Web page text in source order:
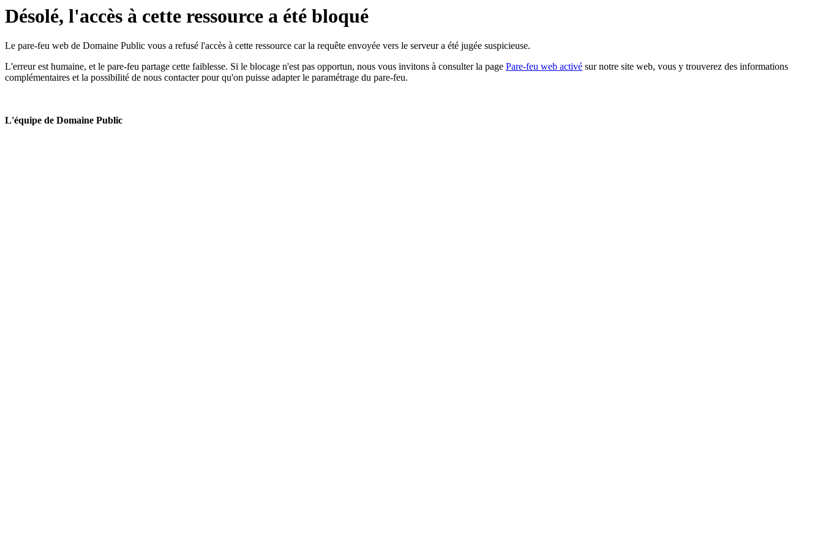
Désolé, l'accès à cette ressource a été bloqué
Le pare-feu web de Domaine Public vous a refusé l'accès à cette ressource car la requête envoyée vers le serveur a été jugée suspicieuse.
L'erreur est humaine, et le pare-feu partage cette faiblesse. Si le blocage n'est pas opportun, nous vous invitons à consulter la page Pare-feu web activé sur notre site web, vous y trouverez des informations
complémentaires et la possibilité de nous contacter pour qu'on puisse adapter le paramétrage du pare-feu.
L'équipe de Domaine Public